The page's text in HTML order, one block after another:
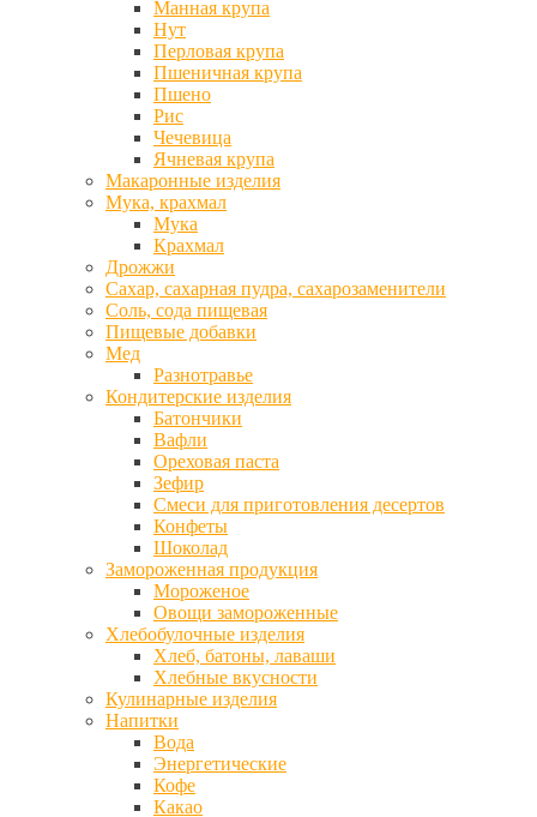
Манная крупа
Нут
Перловая крупа
Пшеничная крупа
Пшено
Рис
Чечевица
Ячневая крупа
Макаронные изделия
Мука, крахмал
Мука
Крахмал
Дрожжи
Сахар, сахарная пудра, сахарозаменители
Соль, сода пищевая
Пищевые добавки
Мед
Разнотравье
Кондитерские изделия
Батончики
Вафли
Ореховая паста
Зефир
Смеси для приготовления десертов
Конфеты
Шоколад
Замороженная продукция
Мороженое
Овощи замороженные
Хлебобулочные изделия
Хлеб, батоны, лаваши
Хлебные вкусности
Кулинарные изделия
Напитки
Вода
Энергетические
Кофе
Какао